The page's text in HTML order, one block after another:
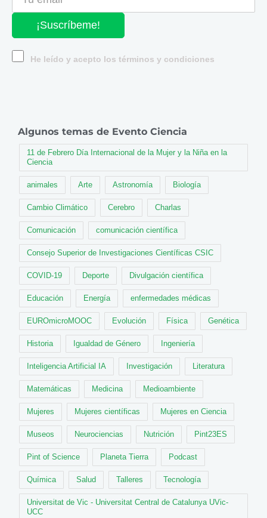
¡Suscríbeme!
He leído y acepto los términos y condiciones
Algunos temas de Evento Ciencia
11 de Febrero Día Internacional de la Mujer y la Niña en la
Ciencia
animales Arte Astronomía Biología
Cambio Climático Cerebro Charlas
Comunicación comunicación científica
Consejo Superior de Investigaciones Científicas CSIC
COVID-19 Deporte Divulgación científica
Educación Energía enfermedades médicas
EUROmicroMOOC Evolución Física Genética
Historia Igualdad de Género Ingeniería
Inteligencia Artificial IA Investigación Literatura
Matemáticas Medicina Medioambiente
Mujeres Mujeres científicas Mujeres en Ciencia
Museos Neurociencias Nutrición Pint23ES
Pint of Science Planeta Tierra Podcast
Química Salud Talleres Tecnología
Universitat de Vic - Universitat Central de Catalunya UVic-
UCC